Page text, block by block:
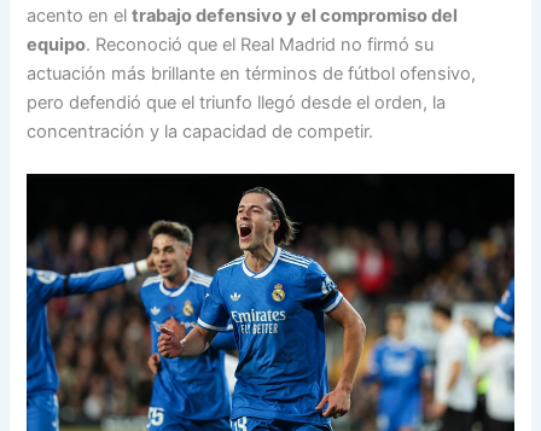
acento en eltrabajo defensivo y el compromiso del
equipo. Reconoció que el Real Madrid no firmó su
actuación más brillante en términos de fútbol ofensivo,
pero defendió que el triunfo llegó desde el orden, la
concentración y la capacidad de competir.